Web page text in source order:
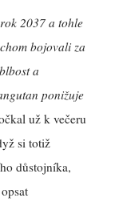
2037 a tohle
bojovali za
a
ponižuje
už k večeru
si totiž
důstojníka,